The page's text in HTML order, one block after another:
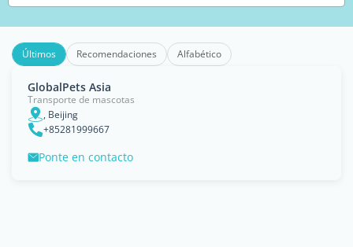
Últimos Recomendaciones Alfabético
GlobalPets Asia
Transporte de mascotas
, Beijing
+85281999667
Ponte en contacto